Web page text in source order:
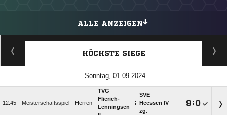
ALLE ANZEIGEN
HÖCHSTE SIEGE
Sonntag, 01.09.2024
12:45 Meisterschaftsspiel Herren
TVG
Flierich-
Lenningsen
:
SVE
Heessen IV
zg.
: